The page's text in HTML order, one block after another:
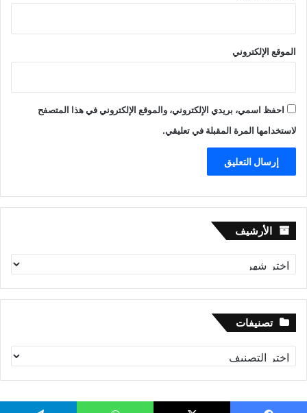
الموقع الإلكتروني
احفظ اسمي، بريدي الإلكتروني، والموقع الإلكتروني في هذا المتصفح
لاستخدامها المرة المقبلة في تعليقي.
الأرشيف الأرشيف
تصنيفات
تصنيفات